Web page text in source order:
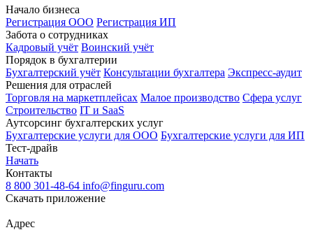
Начало бизнеса
Регистрация ООО Регистрация ИП
Забота о сотрудниках
Кадровый учёт Воинский учёт
Порядок в бухгалтерии
Бухгалтерский учёт Консультации бухгалтера Экспресс-аудит
Решения для отраслей
Торговля на маркетплейсах Малое производство Сфера услуг
Строительство IT и SaaS
Аутсорсинг бухгалтерских услуг
Бухгалтерские услуги для ООО Бухгалтерские услуги для ИП
Тест-драйв
Начать
Контакты
8 800 301-48-64 info@finguru.com
Скачать приложение
Адрес